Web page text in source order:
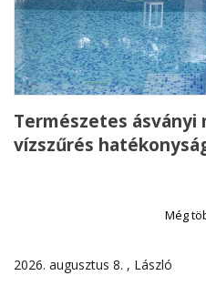
Természetes ásványi
vízszűrés
Még
2026. augusztus 8. , László